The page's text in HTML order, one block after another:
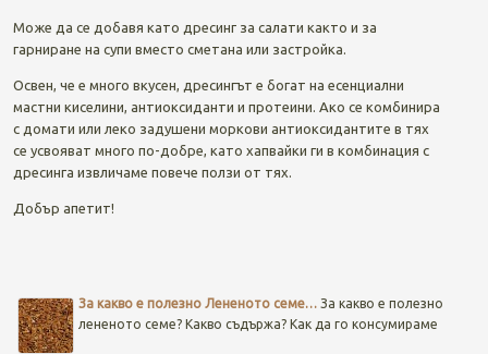
Може да се добавя като дресинг за салати както и за
гарниране на супи вместо сметана или застройка.
Освен, че е много вкусен, дресингът е богат на есенциални
мастни киселини, антиоксиданти и протеини. Ако се комбинира
с домати или леко задушени моркови антиоксидантите в тях
се усвояват много по-добре, като хапвайки ги в комбинация с
дресинга извличаме повече ползи от тях.
Добър апетит!
За какво е полезно Лененото семе…За какво е полезно
лененото семе? Какво съдържа? Как да го консумираме